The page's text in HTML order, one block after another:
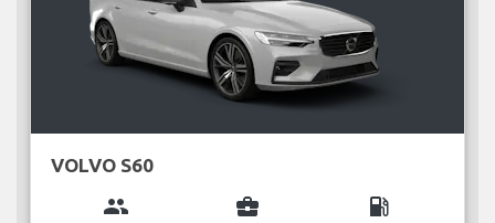
VOLVO S60
group business_center local_gas_station